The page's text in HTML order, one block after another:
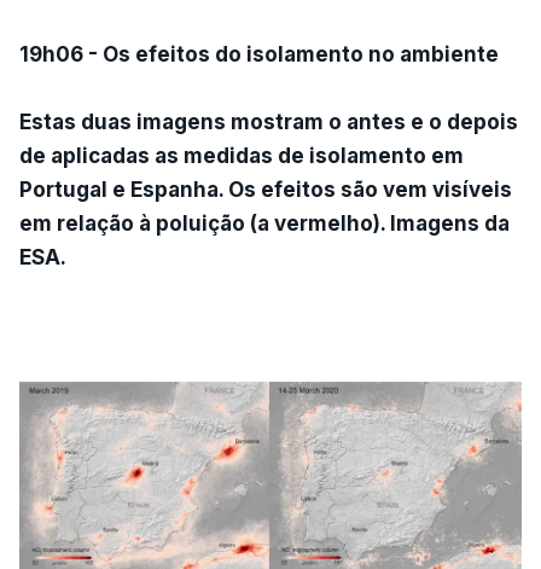
19h06 - Os efeitos do isolamento no ambiente
Estas duas imagens mostram o antes e o depois
de aplicadas as medidas de isolamento em
Portugal e Espanha. Os efeitos são vem visíveis
em relação à poluição (a vermelho). Imagens da
ESA.